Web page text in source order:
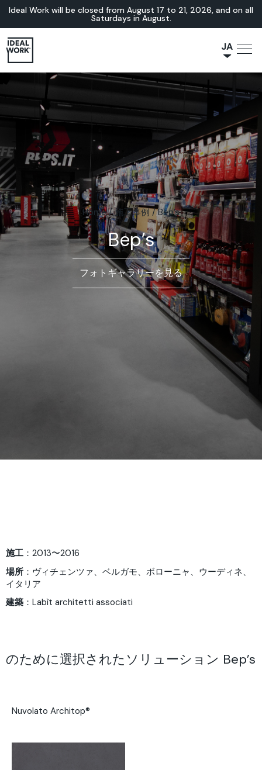
Ideal Work will be closed from August 17 to 21, 2026, and on all
Saturdays in August.
JA
FR
EN
DE
Home/施工事例/Bep’s
Bep’s
フォトギャラリーを見る
施工 ：2013〜2016
場所 ：ヴィチェンツァ、ベルガモ、ボローニャ、ウーディネ、
イタリア
建築 ： Labìt architetti associati
のために選択されたソリューション Bep’s
Nuvolato Architop®